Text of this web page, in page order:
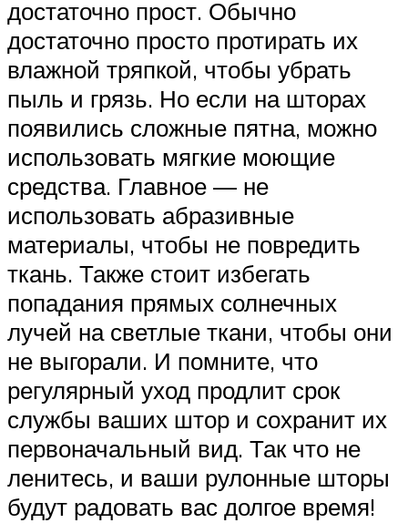
достаточно прост. Обычно
достаточно просто протирать их
влажной тряпкой, чтобы убрать
пыль и грязь. Но если на шторах
появились сложные пятна, можно
использовать мягкие моющие
средства. Главное — не
использовать абразивные
материалы, чтобы не повредить
ткань. Также стоит избегать
попадания прямых солнечных
лучей на светлые ткани, чтобы они
не выгорали. И помните, что
регулярный уход продлит срок
службы ваших штор и сохранит их
первоначальный вид. Так что не
ленитесь, и ваши рулонные шторы
будут радовать вас долгое время!